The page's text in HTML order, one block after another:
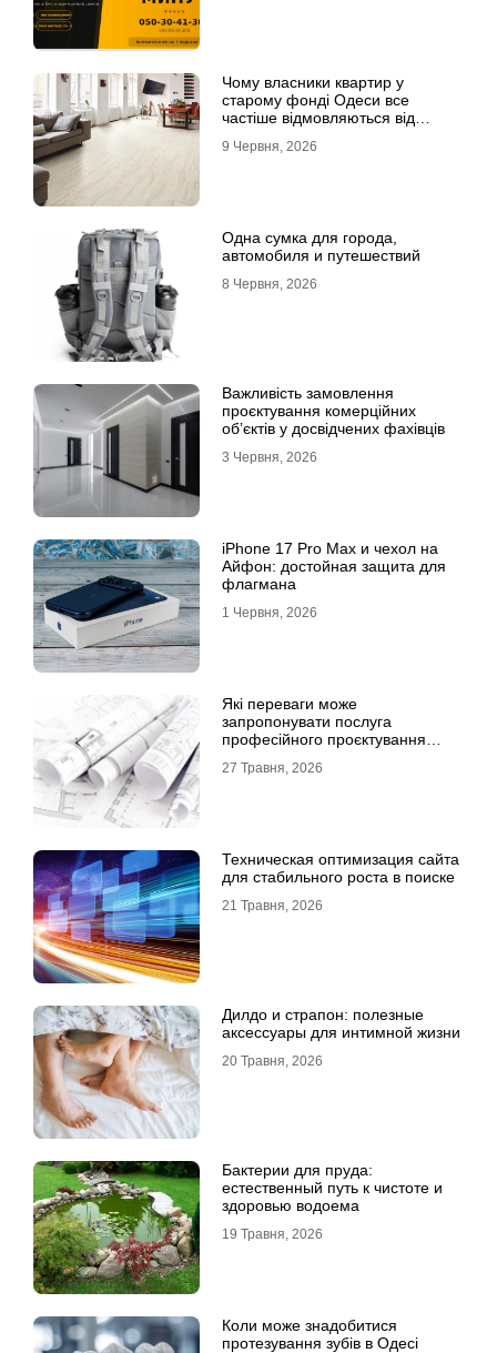
Чому власники квартир у
старому фонді Одеси все
частіше відмовляються від
9 Червня, 2026
Одна сумка для города,
автомобиля и путешествий
8 Червня, 2026
Важливість замовлення
проєктування комерційних
об’єктів у досвідчених фахівців
3 Червня, 2026
iPhone 17 Pro Max и чехол на
Айфон: достойная защита для
флагмана
1 Червня, 2026
Які переваги може
запропонувати послуга
професійного проєктування
27 Травня, 2026
Техническая оптимизация сайта
для стабильного роста в поиске
21 Травня, 2026
Дилдо и страпон: полезные
аксессуары для интимной жизни
20 Травня, 2026
Бактерии для пруда:
естественный путь к чистоте и
здоровью водоема
19 Травня, 2026
Коли може знадобитися
протезування зубів в Одесі